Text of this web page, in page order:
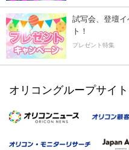
試写会、登壇
ト！
プレゼント特集
オリコングループサイト